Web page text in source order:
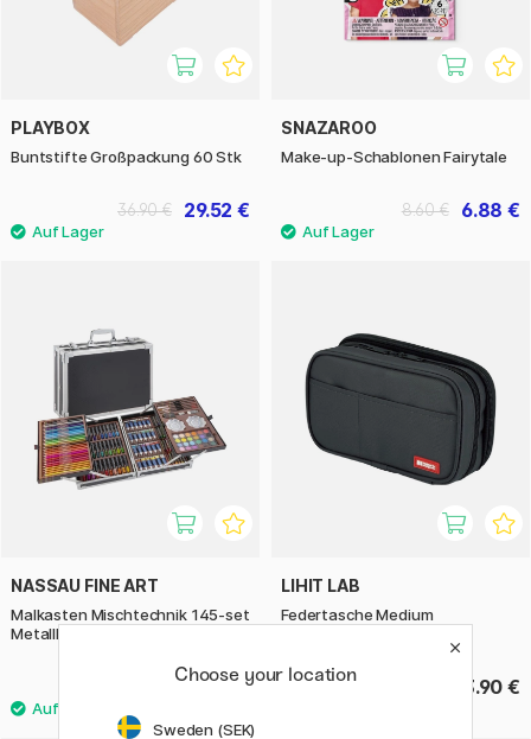
PLAYBOX
Buntstifte Großpackung 60 Stk
29.52 €
36.90 €
SNAZAROO
Make-up-Schablonen Fairytale
6.88 €
8.60 €
NASSAU FINE ART
Malkasten Mischtechnik 145-set
Metallkasten
57.50 €
LIHIT LAB
Federtasche Medium
23.90 €
Choose your location
Sweden (SEK)